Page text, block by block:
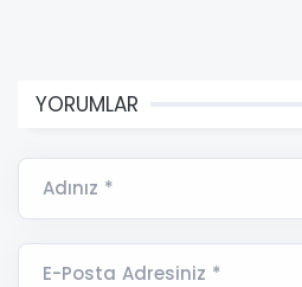
YORUMLAR
Adınız *
E-Posta Adresiniz *